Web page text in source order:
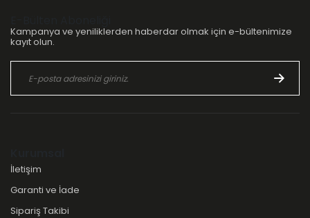
Kampanya ve yeniliklerden haberdar olmak için e-bültenimize
kayıt olun.
İletişim
Garanti ve İade
Sipariş Takibi